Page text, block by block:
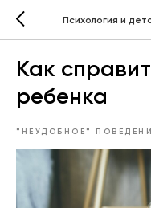
Психология и
Как
ребенка
"НЕУДОБНОЕ"